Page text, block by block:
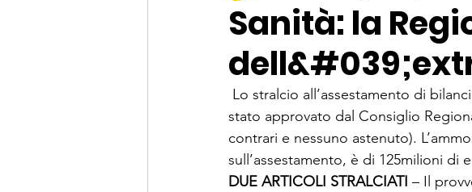
Sanità: la
Lo stralcio all’assestamento di
stato approvato dal Consiglio
contrari e nessuno astenuto).
sull’assestamento, è di 125milioni di
DUE ARTICOLI STRALCIATI – Il